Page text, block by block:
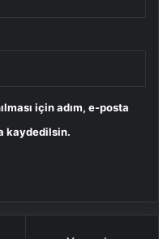
için adım, e-posta
kaydedilsin.